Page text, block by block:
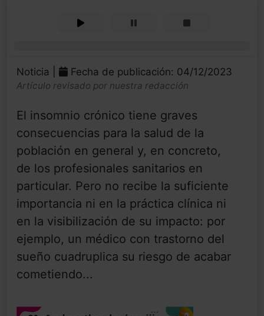
Noticia | Fecha de publicación: 04/12/2023
Artículo revisado por nuestra redacción
El insomnio crónico tiene graves
consecuencias para la salud de la
población en general y, en concreto,
de los profesionales sanitarios en
particular. Pero no recibe la suficiente
importancia ni en la práctica clínica ni
en la visibilización de su impacto: por
ejemplo, un médico con trastorno del
sueño cuadruplica su riesgo de acabar
cometiendo...